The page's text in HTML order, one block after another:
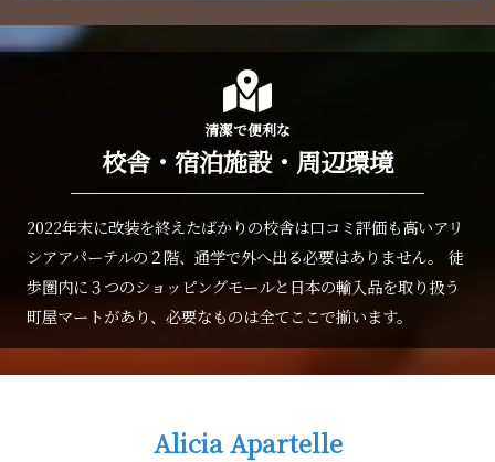
清潔で便利な
校舎・宿泊施設・周辺環境
2022年末に改装を終えたばかりの校舎は口コミ評価も高いアリ
シアアパーテルの２階、通学で外へ出る必要はありません。
徒
歩圏内に３つのショッピングモールと日本の輸入品を取り扱う
町屋マートがあり、必要なものは全てここで揃います。
Alicia Apartelle